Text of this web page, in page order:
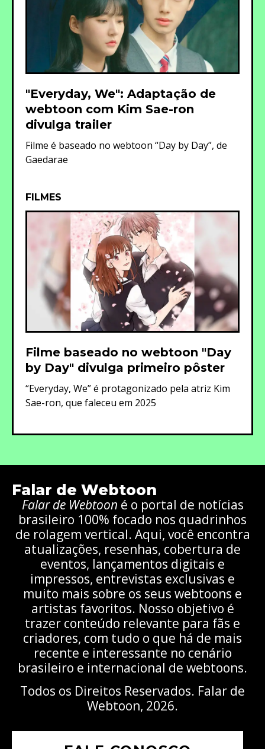
"Everyday, We": Adaptação de
webtoon com Kim Sae-ron
divulga trailer
Filme é baseado no webtoon “Day by Day”, de
Gaedarae
FILMES
Filme baseado no webtoon "Day
by Day" divulga primeiro pôster
“Everyday, We” é protagonizado pela atriz Kim
Sae-ron, que faleceu em 2025
Falar de Webtoon
Falar de Webtoon é o portal de notícias
brasileiro 100% focado nos quadrinhos
de rolagem vertical. Aqui, você encontra
atualizações, resenhas, cobertura de
eventos, lançamentos digitais e
impressos, entrevistas exclusivas e
muito mais sobre os seus webtoons e
artistas favoritos. Nosso objetivo é
trazer conteúdo relevante para fãs e
criadores, com tudo o que há de mais
recente e interessante no cenário
brasileiro e internacional de webtoons.
Todos os Direitos Reservados. Falar de
Webtoon, 2026.